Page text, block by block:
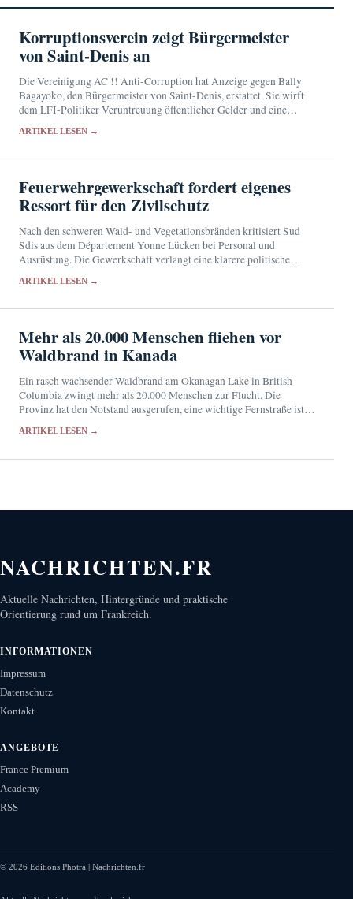
Korruptionsverein zeigt Bürgermeister
von Saint-Denis an
Die Vereinigung AC !! Anti-Corruption hat Anzeige gegen Bally
Bagayoko, den Bürgermeister von Saint-Denis, erstattet. Sie wirft
dem LFI-Politiker Veruntreuung öffentlicher Gelder und eine
Anschuldigungen.
ARTIKEL LESEN →
Feuerwehrgewerkschaft fordert eigenes
Ressort für den Zivilschutz
Nach den schweren Wald- und Vegetationsbränden kritisiert Sud
Sdis aus dem Département Yonne Lücken bei Personal und
Ausrüstung. Die Gewerkschaft verlangt eine klarere politische
ARTIKEL LESEN →
Mehr als 20.000 Menschen fliehen vor
Waldbrand in Kanada
Ein rasch wachsender Waldbrand am Okanagan Lake in British
Columbia zwingt mehr als 20.000 Menschen zur Flucht. Die
Provinz hat den Notstand ausgerufen, eine wichtige Fernstraße ist
ARTIKEL LESEN →
NACHRICHTEN.FR
Aktuelle Nachrichten, Hintergründe und praktische
Orientierung rund um Frankreich.
INFORMATIONEN
Impressum
Datenschutz
Kontakt
ANGEBOTE
France Premium
Academy
RSS
© 2026 Editions Photra | Nachrichten.fr